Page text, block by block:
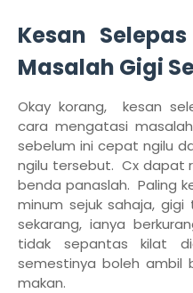
Kesan
Masalah Gigi
Okay korang, kesan
cara mengatasi
sebelum ini cepat ngilu
ngilu tersebut. Cx dapat
benda panaslah. Paling
minum sejuk sahaja,
sekarang, ianya
tidak sepantas kilat
semestinya boleh ambil
makan.